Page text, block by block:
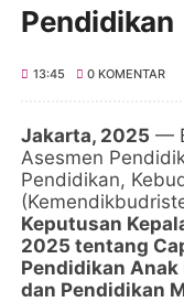
Pendidikan
13:45 0 KOMENTAR
Jakarta, 2025 —
Asesmen
Pendidikan,
Keputusan
2025 tentang
Pendidikan Anak
dan Pendidikan